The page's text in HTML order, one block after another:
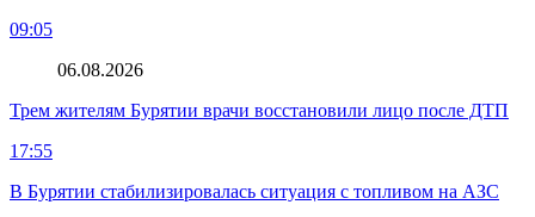
09:05
06.08.2026
Трем жителям Бурятии врачи восстановили лицо после ДТП
17:55
В Бурятии стабилизировалась ситуация с топливом на АЗС